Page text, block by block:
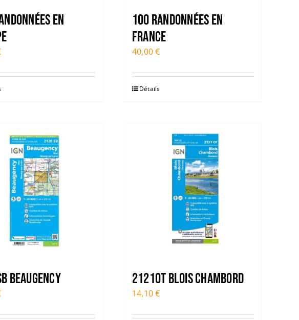
EN
100 RANDONNÉES EN
FRANCE
40,00€
Détails
BEAUGENCY 2121OT BLOIS CHAMBORD
14,10€